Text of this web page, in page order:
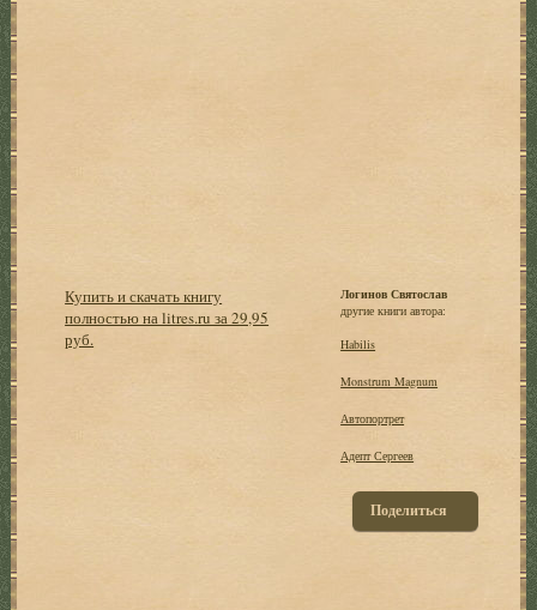
Купить и скачать книгу
полностью на litres.ru за 29,95
руб.
Логинов Святослав
другие книги автора:
Habilis
Monstrum Magnum
Автопортрет
Адепт Сергеев
Поделиться